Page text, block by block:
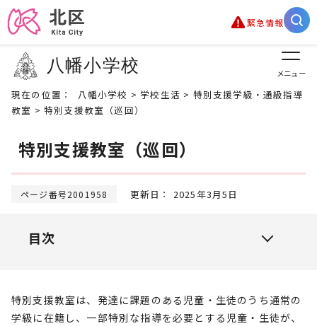
緊急情報
八幡小学校 メニュー
現在の位置： 八幡小学校 > 学校生活 > 特別支援学級・通級指導
教室 > 特別支援教室（巡回）
特別支援教室（巡回）
ページ番号2001958 更新日： 2025年3月5日
目次
特別支援教室は、発達に課題のある児童・生徒のうち通常の
学級に在籍し、一部特別な指導を必要とする児童・生徒が、